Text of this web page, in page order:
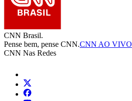
CNN Brasil.
Pense bem, pense CNN.CNN AO VIVO
CNN Nas Redes